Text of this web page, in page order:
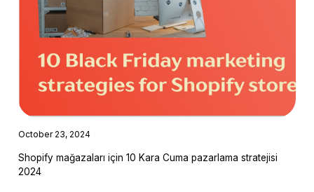
October 23, 2024
Shopify mağazaları için 10 Kara Cuma pazarlama stratejisi
2024